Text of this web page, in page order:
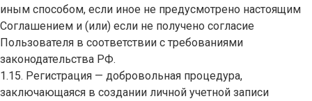
иным способом, если иное не предусмотрено настоящим
Соглашением и (или) если не получено согласие
Пользователя в соответствии с требованиями
законодательства РФ.
1.15. Регистрация — добровольная процедура,
заключающаяся в создании личной учетной записи